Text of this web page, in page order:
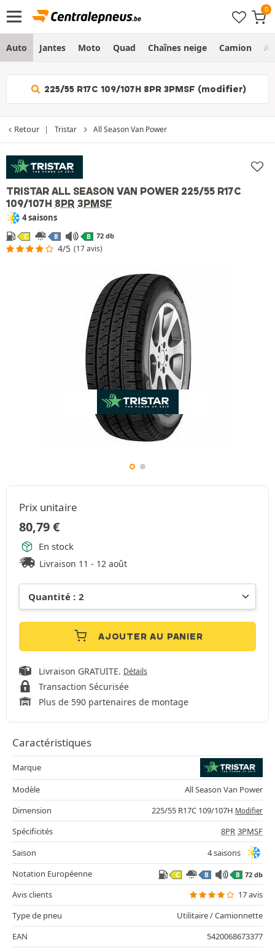
Auto Jantes Moto Quad Chaînes neige Camion
225/55 R17C 109/107H 8PR 3PMSF (modifier)
Retour Tristar All Season Van Power
TRISTAR ALL SEASON VAN POWER 225/55 R17C
109/107H 8PR 3PMSF
4 saisons
C B B 72 db
4/5 (17 avis)
Prix unitaire
80,79€
En stock
Livraison 11 - 12 août
AJOUTER AU PANIER
Livraison GRATUITE. Détails
Transaction Sécurisée
Plus de 590 partenaires de montage
Caractéristiques
Marque
Modèle
All Season Van Power
Dimension
225/55 R17C 109/107H Modifier
Spécificités 8PR 3PMSF
Saison
4 saisons
Notation Européenne
C B B 72 db
Avis clients
17 avis
Type de pneu
Utilitaire / Camionnette
EAN
5420068673377